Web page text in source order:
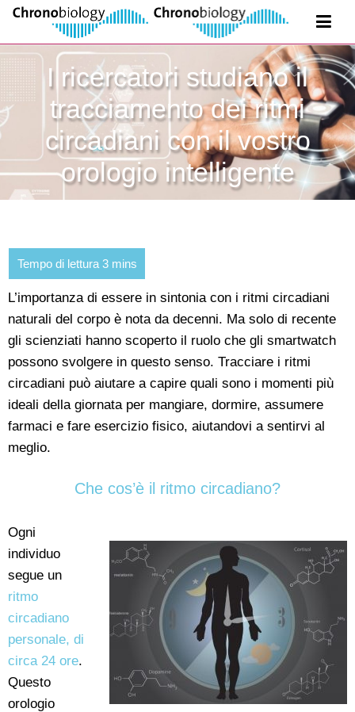
I ricercatori studiano il
tracciamento dei ritmi
circadiani con il vostro
orologio intelligente
L’importanza di essere in sintonia con i ritmi circadiani
naturali del corpo è nota da decenni. Ma solo di recente
gli scienziati hanno scoperto il ruolo che gli smartwatch
possono svolgere in questo senso. Tracciare i ritmi
circadiani può aiutare a capire quali sono i momenti più
ideali della giornata per mangiare, dormire, assumere
farmaci e fare esercizio fisico, aiutandovi a sentirvi al
meglio.
Che cos’è il ritmo circadiano?
Ogni
individuo
segue un
ritmo
circadiano
personale, di
circa 24 ore.
Questo
orologio